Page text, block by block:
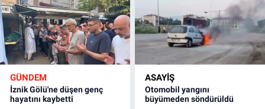
GÜNDEM
İznik Gölü'ne düşen genç
hayatını kaybetti
ASAYİŞ
Otomobil yangını
büyümeden söndürüldü